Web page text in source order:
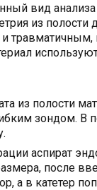
вид
из полости
из полости
зондом. В
аспират
после
а в катетер